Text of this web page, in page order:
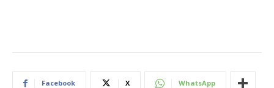
Facebook X WhatsApp